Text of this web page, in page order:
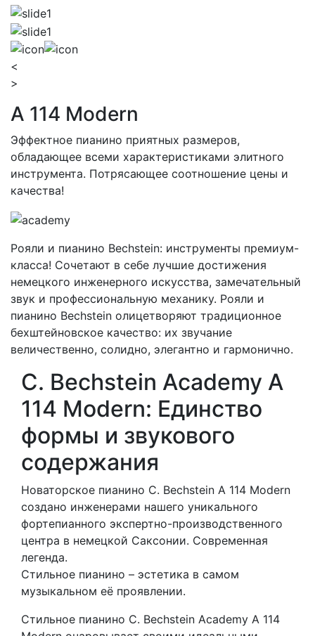
<
>
A 114 Modern
Эффектное пианино приятных размеров,
обладающее всеми характеристиками элитного
инструмента. Потрясающее соотношение цены и
качества!
Рояли и пианино Bechstein: инструменты премиум-
класса! Сочетают в себе лучшие достижения
немецкого инженерного искусства, замечательный
звук и профессиональную механику. Рояли и
пианино Bechstein олицетворяют традиционное
бехштейновское качество: их звучание
величественно, солидно, элегантно и гармонично.
C. Bechstein Academy A
114 Modern: Единство
формы и звукового
содержания
Новаторское пианино C. Bechstein A 114 Modern
создано инженерами нашего уникального
фортепианного экспертно-производственного
центра в немецкой Саксонии. Современная
легенда.
Стильное пианино – эстетика в самом
музыкальном её проявлении.
Стильное пианино C. Bechstein Academy A 114